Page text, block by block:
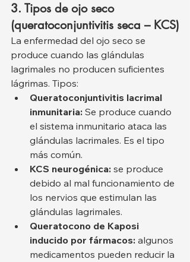
3. Tipos de ojo seco
(queratoconjuntivitis seca – KCS)
La enfermedad del ojo seco se
produce cuando las glándulas
lagrimales no producen suficientes
lágrimas. Tipos:
Queratoconjuntivitis lacrimal
inmunitaria: Se produce cuando
el sistema inmunitario ataca las
glándulas lacrimales. Es el tipo
más común.
KCS neurogénica: se produce
debido al mal funcionamiento de
los nervios que estimulan las
glándulas lagrimales.
Queratocono de Kaposi
inducido por fármacos: algunos
medicamentos pueden reducir la